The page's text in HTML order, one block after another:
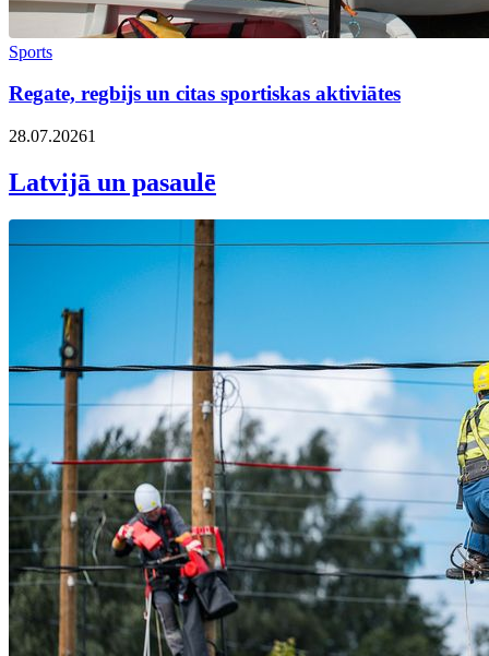
Sports
Regate, regbijs un citas sportiskas aktiviātes
28.07.20261
Latvijā un pasaulē